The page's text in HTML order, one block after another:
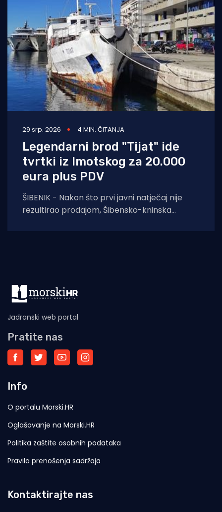
29 srp. 2026 4 MIN. ČITANJA
Legendarni brod "Tijat" ide
tvrtki iz Imotskog za 20.000
eura plus PDV
ŠIBENIK - Nakon što prvi javni natječaj nije
rezultirao prodajom, Šibensko-kninska
Jadranski web portal
Pratite nas
Info
O portalu Morski.HR
Oglašavanje na Morski.HR
Politika zaštite osobnih podataka
Pravila prenošenja sadržaja
Kontaktirajte nas